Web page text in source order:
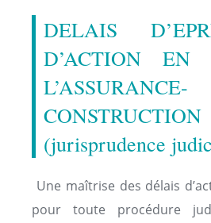
DELAIS
D’ACTION
L’ASSURANCE-
CONSTRUCTION
(jurisprudence
Une maîtrise des délais
pour toute procédure